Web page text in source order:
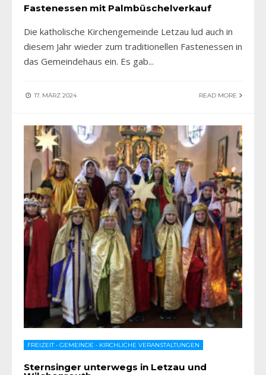
Fastenessen mit Palmbüschelverkauf
Die katholische Kirchengemeinde Letzau lud auch in
diesem Jahr wieder zum traditionellen Fastenessen in
das Gemeindehaus ein. Es gab...
17. MÄRZ 2024 READ MORE
FREIZEIT• GEMEINDE • KIRCHLICHE VERANSTALTUNGEN
Sternsinger unterwegs in Letzau und